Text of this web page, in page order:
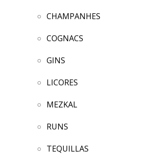
CHAMPANHES
COGNACS
GINS
LICORES
MEZKAL
RUNS
TEQUILLAS